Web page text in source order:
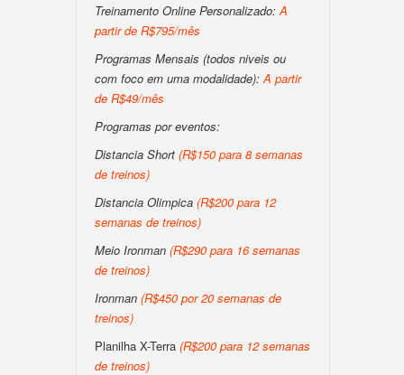
Treinamento Online Personalizado:A
partir de R$795/mês
Programas Mensais (todos niveis ou
com foco em uma modalidade):A partir
de R$49/mês
Programas por eventos:
Distancia Short (R$150 para 8 semanas
de treinos)
Distancia Olimpica (R$200 para 12
semanas de treinos)
Meio Ironman (R$290 para 16 semanas
de treinos)
Ironman (R$450 por 20 semanas de
treinos)
Planilha X-Terra (R$200 para 12 semanas
de treinos)